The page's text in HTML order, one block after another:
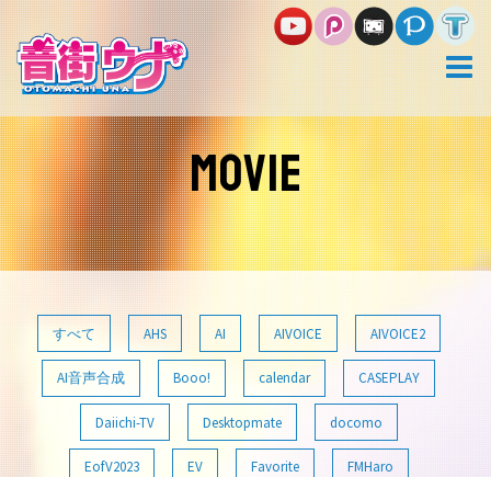
コ
ン
テ
ン
ツ
へ
ス
キ
ッ
プ
MOVIE
すべて AHS AI AIVOICE AIVOICE2
AI音声合成 Booo! calendar CASEPLAY
Daiichi-TV Desktopmate docomo
EofV2023 EV Favorite FMHaro